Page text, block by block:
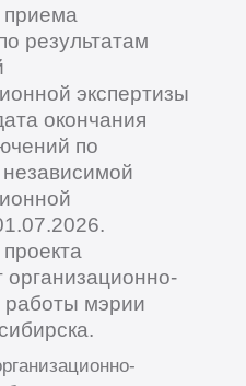
результатам
экспертизы
окончания
по
организационно-
работы мэрии